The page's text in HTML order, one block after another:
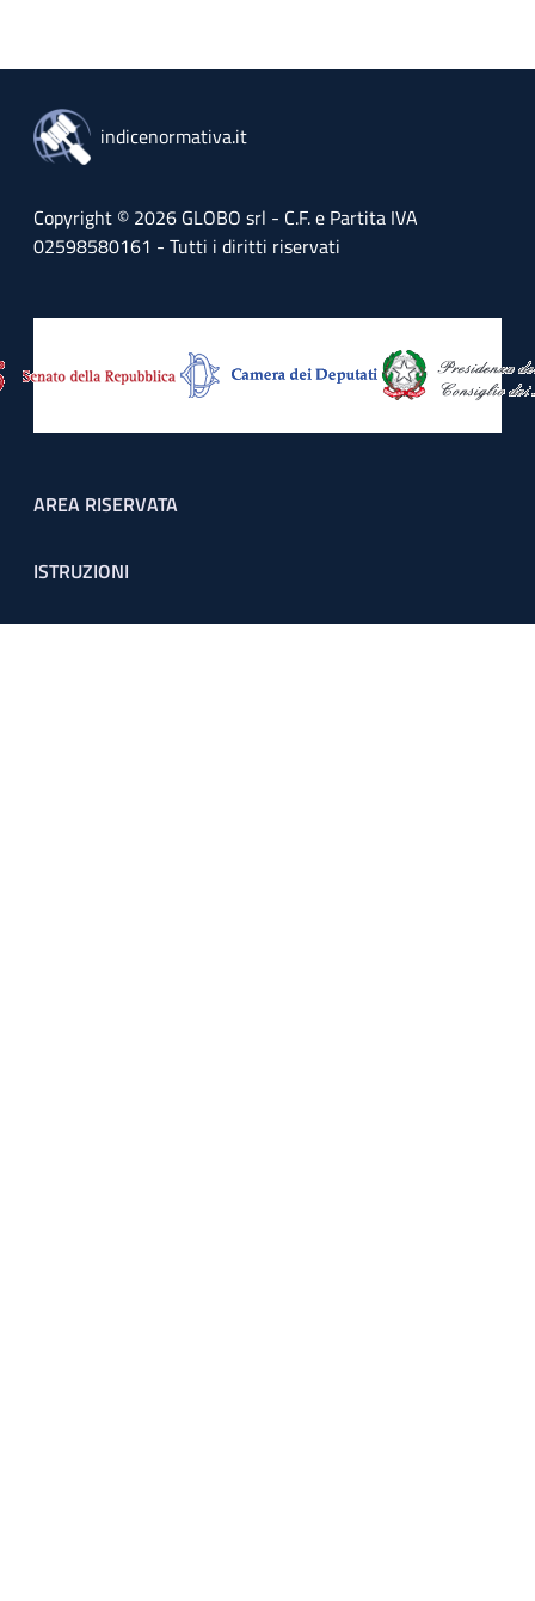
indicenormativa.it
Copyright © 2026 GLOBO srl - C.F. e Partita IVA
02598580161 - Tutti i diritti riservati
Footer menu
AREA RISERVATA
ISTRUZIONI